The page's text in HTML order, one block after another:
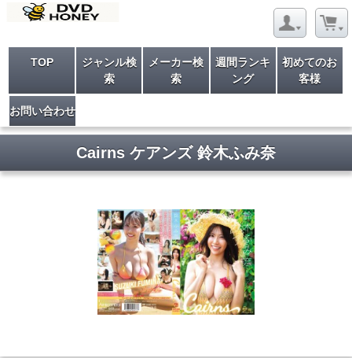
TOP
ジャンル検
索
メーカー検
索
週間ランキ
ング
初めてのお
客様
お問い合わせ
Cairns ケアンズ 鈴木ふみ奈